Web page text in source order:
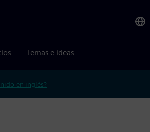
Temas e ideas
en inglés?